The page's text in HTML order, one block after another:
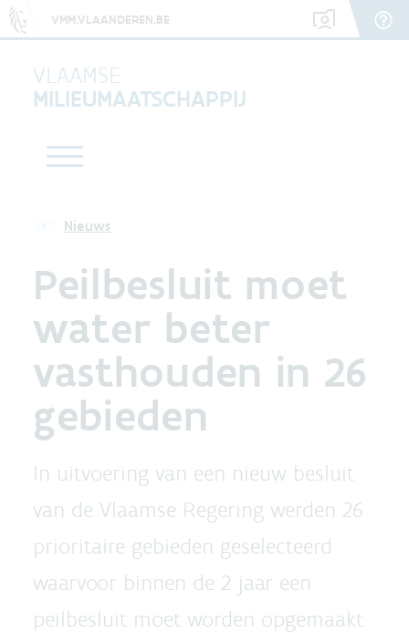
VMM.VLAANDEREN.BE
VLAAMSE
MILIEUMAATSCHAPPIJ
Nieuws
Peilbesluit moet
water beter
vasthouden in 26
gebieden
In uitvoering van een nieuw besluit
van de Vlaamse Regering werden 26
prioritaire gebieden geselecteerd
waarvoor binnen de 2 jaar een
peilbesluit moet worden opgemaakt.